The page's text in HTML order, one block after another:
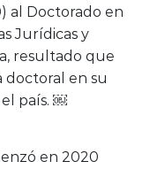
al Doctorado en
Jurídicas y
resultado que
doctoral en su
país. ￼
en 2020